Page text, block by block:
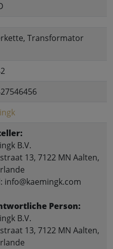
Transformator
B.V.
13, 7122 MN Aalten,
info@kaemingk.com
Person:
B.V.
13, 7122 MN Aalten,